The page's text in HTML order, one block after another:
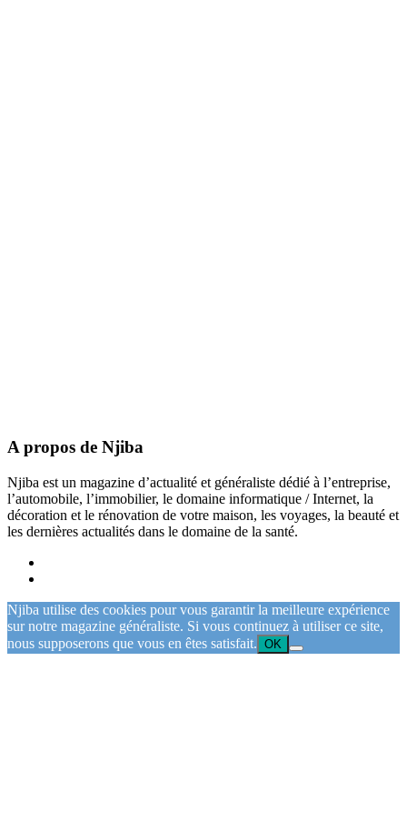
A propos de Njiba
Njiba est un magazine d’actualité et généraliste dédié à l’entreprise,
l’automobile, l’immobilier, le domaine informatique / Internet, la
décoration et le rénovation de votre maison, les voyages, la beauté et
les dernières actualités dans le domaine de la santé.
Njiba utilise des cookies pour vous garantir la meilleure expérience
sur notre magazine généraliste. Si vous continuez à utiliser ce site,
nous supposerons que vous en êtes satisfait. OK